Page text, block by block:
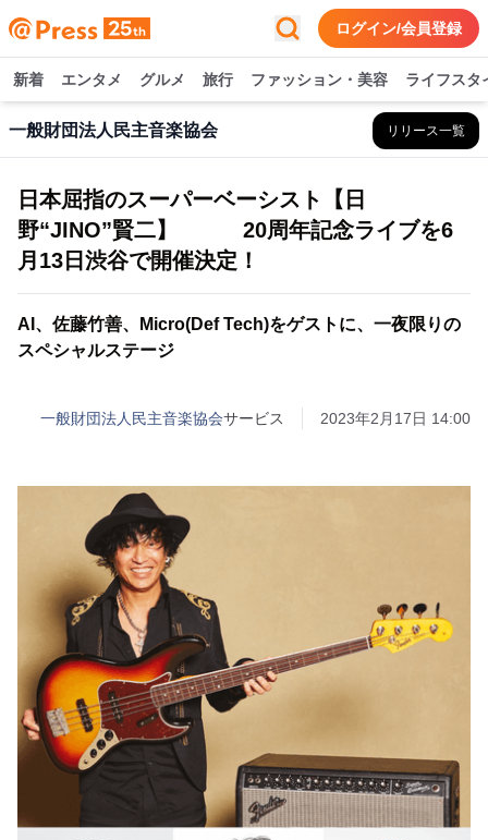
ログイン/会員登録
新着 エンタメ グルメ 旅行 ファッション・美容 ライフスタ
一般財団法人民主音楽協会 リリース一覧
日本屈指のスーパーベーシスト【日
野“JINO”賢二】 20周年記念ライブを6
月13日渋谷で開催決定！
AI、佐藤竹善、Micro(Def Tech)をゲストに、一夜限りの
スペシャルステージ
一般財団法人民主音楽協会サービス 2023年2月17日 14:00